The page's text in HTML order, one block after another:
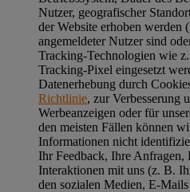
Nutzer, geografischer
der Website erhoben werden
angemeldeter Nutzer sind
Tracking-Technologien wie
Tracking-Pixel eingesetzt
Datenerhebung durch
Richtlinie, zur Verbesserung
Werbeanzeigen oder für
den meisten Fällen können
Informationen nicht
Ihr Feedback, Ihre Anfragen,
Interaktionen mit uns (z. B.
den sozialen Medien, E-